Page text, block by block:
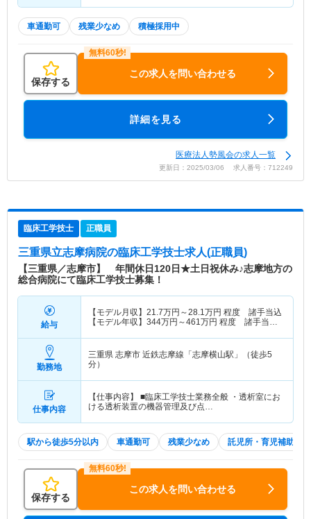
車通勤可 残業少なめ 積極採用中
保存する
この求人を問い合わせる
詳細を見る
医療法人勢風会の求人一覧
更新日：2025/03/06 求人番号：712249
臨床工学技士 正職員
三重県立志摩病院の臨床工学技士求人(正職員)
【三重県／志摩市】 年間休日120日★土日祝休み♪志摩地方の
総合病院にて臨床工学技士募集！
給与
【モデル月収】 21.7万円～28.1万円 程度 諸手当込
【モデル年収】 344万円～461万円 程度 諸手当・
勤務地
三重県 志摩市 近鉄志摩線「志摩横山駅」（徒歩5
分）
仕事内容
【仕事内容】 ■臨床工学技士業務全般 ・透析室にお
ける透析装置の機器管理及び点…
駅から徒歩5分以内 車通勤可 残業少なめ 託児所・育児補助
保存する
この求人を問い合わせる